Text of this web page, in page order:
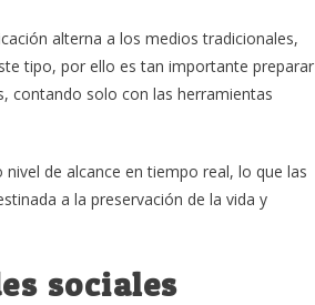
alterna a los medios tradicionales,
tipo, por ello es tan importante preparar
contando solo con las herramientas
de alcance en tiempo real, lo que las
a la preservación de la vida y
sociales